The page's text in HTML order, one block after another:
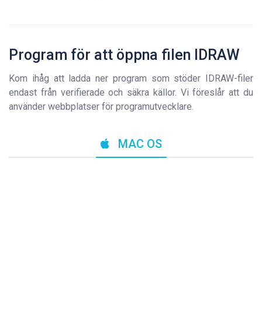
Program för att öppna filen IDRAW
Kom ihåg att ladda ner program som stöder IDRAW-filer
endast från verifierade och säkra källor. Vi föreslår att du
använder webbplatser för programutvecklare.
MAC OS